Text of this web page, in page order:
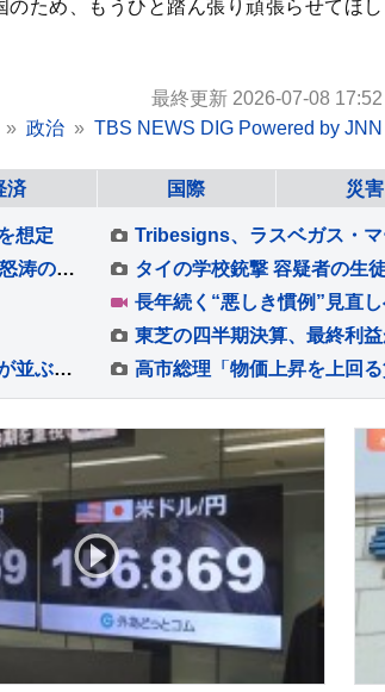
ため、もうひと踏ん張り頑張らせてほし
最終更新 2026-07-08 17:52
政治 TBS NEWS DIG Powered by JNN
済 国際 災害
想定
前回王者・鹿島が大逆転勝利のオープニングマッチ！後半36分から怒涛の3ゴール、超満員の会場が沸いた！“世界基準”のJリーグ開幕【サッカー】
お得なサービスに…カウントダウンイベントも！末広がりの「八」が並ぶ令和8年8月8日に日本列島が大盛り上がり！【Nスタ解説】